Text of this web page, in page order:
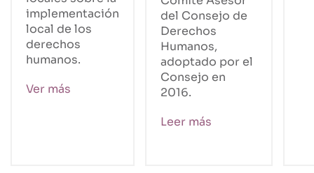
implementación
local de los
derechos
humanos.
Ver más
del Consejo de
Derechos
Humanos,
adoptado por el
Consejo en
2016.
Leer más